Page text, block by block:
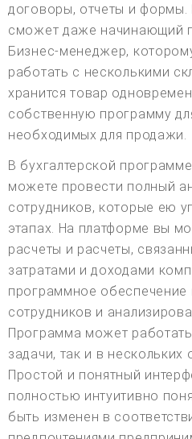
договоры, отчеты и формы.
сможет даже начинающий
Бизнес-менеджер,
работать с несколькими
хранится товар
собственную программу
необходимых для продажи.
В бухгалтерской
можете провести полный
сотрудников, которые ею
этапах. На платформе вы
расчеты и расчеты,
затратами и доходами
программное обеспечение
сотрудников и
Программа может
задачи, так и в
Простой и понятный
полностью интуитивно
быть изменен в